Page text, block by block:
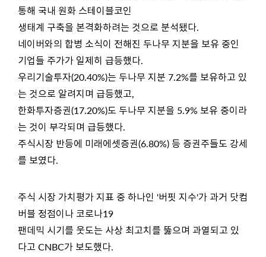
통해 국내 원화 스테이블코인
생태계 구축을 본격화하려는 것으로 분석됐다.
네이버와의 합병 소식이 전해진 두나무 지분을 보유 중인
기업들 주가가 일제히 급등했다.
우리기술투자(20.40%)는 두나무 지분 7.2%를 보유하고 있
는 것으로 알려지며 급등했고,
한화투자증권(17.20%)도 두나무 지분을 5.9% 보유 중이라
는 것이 부각되며 급등했다.
주식시장 반등에 미래에셋증권(6.80%) 등 증권주들도 강세
를 보였다.
주식 시장 가치평가 지표 중 하나인 '버핏 지수'가 과거 닷컴
버블 정점이나 코로나19
팬데믹 시기를 웃도는 사상 최고치를 뚫으며 과열되고 있
다고 CNBC가 보도했다.